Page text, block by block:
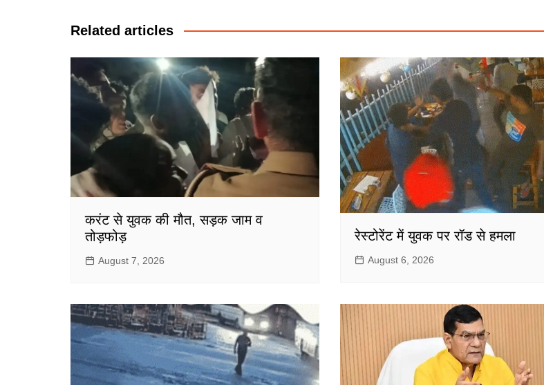
Related articles
करंट से युवक की मौत, सड़क जाम व
तोड़फोड़
August 7, 2026
रेस्टोरेंट में युवक पर रॉड से हमला
August 6, 2026